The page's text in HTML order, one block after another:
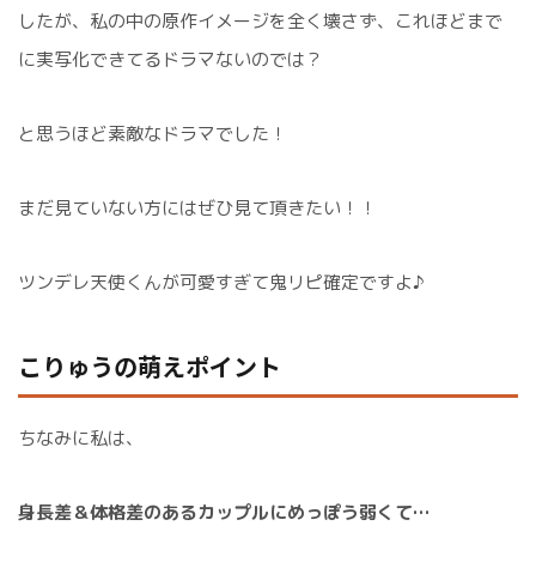
したが、私の中の原作イメージを全く壊さず、これほどまで
に実写化できてるドラマないのでは？
と思うほど素敵なドラマでした！
まだ見ていない方にはぜひ見て頂きたい！！
ツンデレ天使くんが可愛すぎて鬼リピ確定ですよ♪
こりゅうの萌えポイント
ちなみに私は、
身長差＆体格差のあるカップルにめっぽう弱くて…